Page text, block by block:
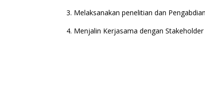
3. Melaksanakan penelitian dan
4. Menjalin Kerjasama dengan